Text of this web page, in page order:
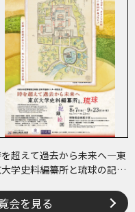
超えて過去から未来へ―東
学史料編纂所と琉球の記
会を見る